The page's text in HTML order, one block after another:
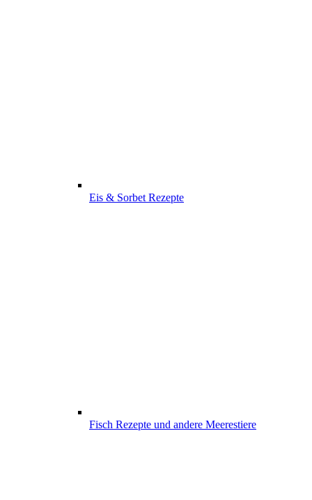
Eis & Sorbet Rezepte
Fisch Rezepte und andere Meerestiere